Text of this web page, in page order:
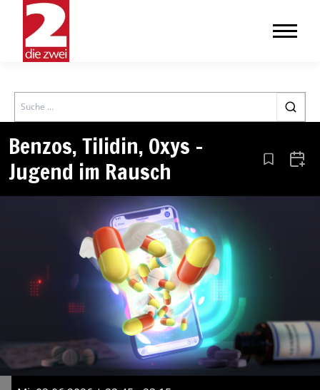
Search
Benzos, Tilidin, Oxys –
Jugend im Rausch
Aus den